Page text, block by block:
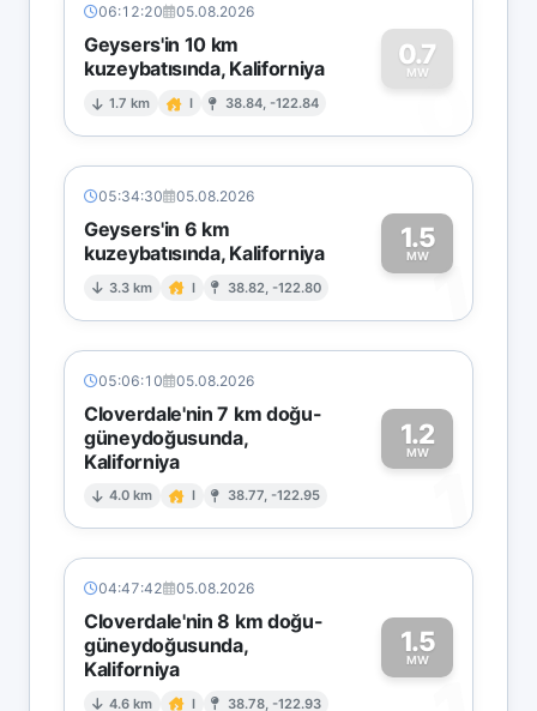
06:12:20 05.08.2026
Geysers'in 10 km
kuzeybatısında, Kaliforniya
1.7 km I 38.84, -122.84
0.7
MW
0
05:34:30 05.08.2026
Geysers'in 6 km
kuzeybatısında, Kaliforniya
3.3 km I 38.82, -122.80
1.5
MW1
05:06:10 05.08.2026
Cloverdale'nin 7 km doğu-
güneydoğusunda,
Kaliforniya
4.0 km I 38.77, -122.95
1.2
MW
1
04:47:42 05.08.2026
Cloverdale'nin 8 km doğu-
güneydoğusunda,
Kaliforniya
4.6 km I 38.78, -122.93
1.5
MW